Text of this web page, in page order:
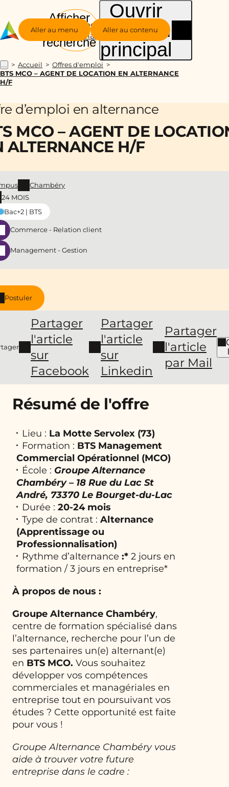
Aller au menu Aller au contenu
Groupe
Alternance
Afficher
la
recherche
Ouvrir
le menu
principal
... Accueil
Offres d'emploi
BTS MCO – AGENT DE LOCATION EN ALTERNANCE
H/F
d’emploi en alternance
MCO – AGENT DE
ALTERNANCE H/F
Postuler
Partager
l'article
sur
Facebook
Partager
l'article
sur
Linkedin
Partager
l'article
par Mail
Chambéry
24 MOIS
Bac+2 | BTS
Commerce - Relation client
Management - Gestion
Résumé de l'offre
Lieu : La Motte Servolex (73)
Formation : BTS Management
Commercial Opérationnel (MCO)
École : Groupe Alternance
Chambéry – 18 Rue du Lac St
André, 73370 Le Bourget-du-Lac
Durée : 20-24 mois
Type de contrat : Alternance
(Apprentissage ou
Professionnalisation)
Rythme d’alternance :* 2 jours en
formation / 3 jours en entreprise*
À propos de nous :
Groupe Alternance Chambéry,
centre de formation spécialisé dans
l’alternance, recherche pour l’un de
ses partenaires un(e) alternant(e)
en BTS MCO. Vous souhaitez
développer vos compétences
commerciales et managériales en
entreprise tout en poursuivant vos
études ? Cette opportunité est faite
pour vous !
Groupe Alternance Chambéry vous
aide à trouver votre future
entreprise dans le cadre :